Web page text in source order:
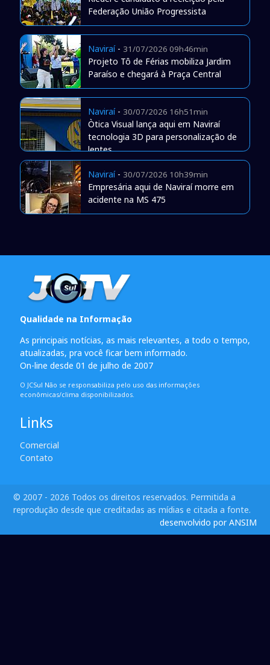
Federação União Progressista
Naviraí- 31/07/2026 09h46min
Projeto Tô de Férias mobiliza Jardim
Paraíso e chegará à Praça Central
Naviraí- 30/07/2026 16h51min
Òtica Visual lança aqui em Naviraí
tecnologia 3D para personalização de
lentes
Naviraí- 30/07/2026 10h39min
Empresária aqui de Naviraí morre em
acidente na MS 475
Qualidade na Informação
As principais notícias, as mais relevantes, a todo o tempo,
atualizadas, pra você ficar bem informado.
On-line desde 01 de julho de 2007
O JCSul Não se responsabiliza pelo uso das informações
econômicas/clima disponibilizados.
Links
Comercial
Contato
© 2007 - 2026 Todos os direitos reservados. Permitida a
reprodução desde que creditadas as mídias e citada a fonte.
desenvolvido por ANSIM